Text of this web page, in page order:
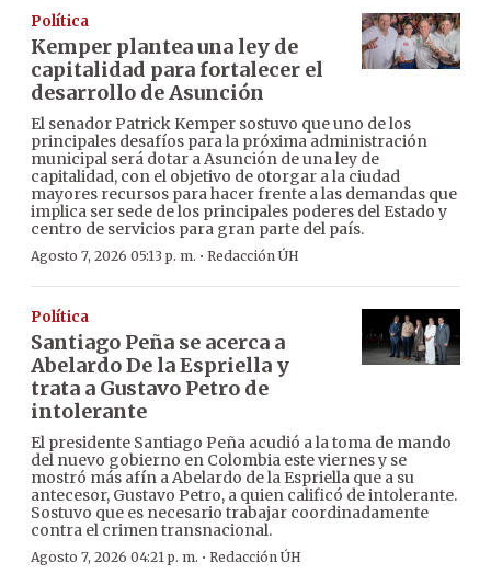
Política
Kemper plantea una ley de
capitalidad para fortalecer el
desarrollo de Asunción
El senador Patrick Kemper sostuvo que uno de los
principales desafíos para la próxima administración
municipal será dotar a Asunción de una ley de
capitalidad, con el objetivo de otorgar a la ciudad
mayores recursos para hacer frente a las demandas que
implica ser sede de los principales poderes del Estado y
centro de servicios para gran parte del país.
Agosto 7, 2026 05:13 p. m. · Redacción ÚH
Política
Santiago Peña se acerca a
Abelardo De la Espriella y
trata a Gustavo Petro de
intolerante
El presidente Santiago Peña acudió a la toma de mando
del nuevo gobierno en Colombia este viernes y se
mostró más afín a Abelardo de la Espriella que a su
antecesor, Gustavo Petro, a quien calificó de intolerante.
Sostuvo que es necesario trabajar coordinadamente
contra el crimen transnacional.
Agosto 7, 2026 04:21 p. m. · Redacción ÚH